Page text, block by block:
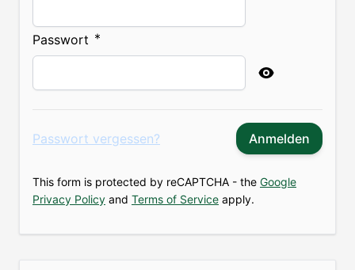
Passwort
Anmelden
Passwort vergessen?
This form is protected by reCAPTCHA - the Google
Privacy Policy and Terms of Service apply.